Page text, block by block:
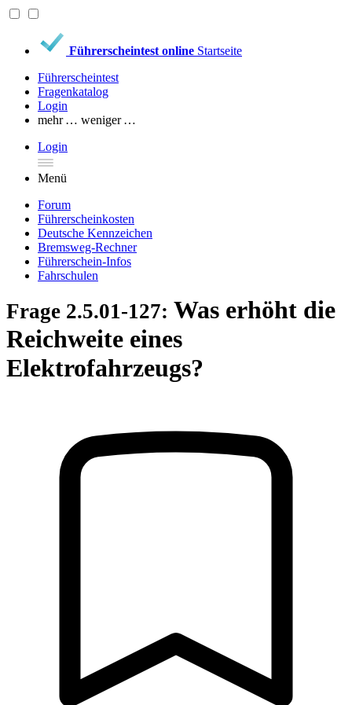
Führerscheintest online Startseite
Führerscheintest
Fragenkatalog
Login
mehr … weniger …
Login
Menü
Forum
Führerscheinkosten
Deutsche Kennzeichen
Bremsweg-Rechner
Führerschein-Infos
Fahrschulen
Frage 2.5.01-127: Was erhöht die
Reichweite eines
Elektrofahrzeugs?